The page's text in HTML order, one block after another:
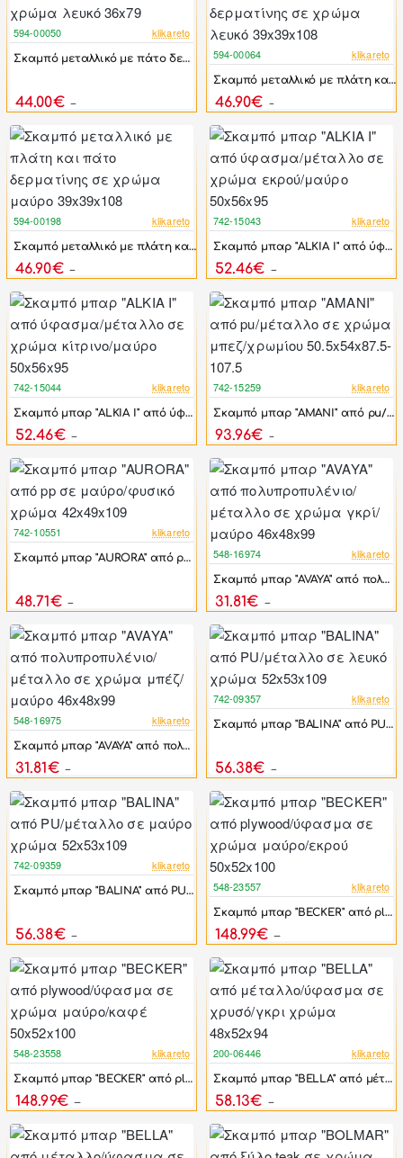
-41%
594-00050 klikareto
Σκαμπό μεταλλικό με πάτο δερματίνης σε χρώμα λευκό 36x79
44.00€
-42%
594-00064 klikareto
Σκαμπό μεταλλικό με πλάτη και πάτο δερματίνης σε χρώμα λευκό 39x39x108
46.90€
-57%
594-00198 klikareto
Σκαμπό μεταλλικό με πλάτη και πάτο δερματίνης σε χρώμα μαύρο 39x39x108
46.90€
-17%
742-15043 klikareto
Σκαμπό μπαρ "ALKIA I" από ύφασμα/μέταλλο σε χρώμα εκρού/μαύρο 50x56x95
52.46€
-17%
742-15044 klikareto
Σκαμπό μπαρ "ALKIA I" από ύφασμα/μέταλλο σε χρώμα κίτρινο/μαύρο 50x56x95
52.46€
-17%
742-15259 klikareto
Σκαμπό μπαρ "AMANI" από pu/μέταλλο σε χρώμα μπεζ/χρωμίου 50.5x54x87.5-107.5
93.96€
-17%
742-10551 klikareto
Σκαμπό μπαρ "AURORA" από pp σε μαύρο/φυσικό χρώμα 42x49x109
48.71€
-44%
548-16974 klikareto
Σκαμπό μπαρ "AVAYA" από πολυπροπυλένιο/μέταλλο σε χρώμα γκρί/μαύρο 46x48x99
31.81€
-44%
548-16975 klikareto
Σκαμπό μπαρ "AVAYA" από πολυπροπυλένιο/μέταλλο σε χρώμα μπέζ/μαύρο 46x48x99
31.81€
-17%
742-09357 klikareto
Σκαμπό μπαρ "BALINA" από PU/μέταλλο σε λευκό χρώμα 52x53x109
56.38€
-17%
742-09359 klikareto
Σκαμπό μπαρ "BALINA" από PU/μέταλλο σε μαύρο χρώμα 52x53x109
56.38€
-44%
548-23557 klikareto
Σκαμπό μπαρ "BECKER" από plywood/ύφασμα σε χρώμα μαύρο/εκρού 50x52x100
148.99€
-44%
548-23558 klikareto
Σκαμπό μπαρ "BECKER" από plywood/ύφασμα σε χρώμα μαύρο/καφέ 50x52x100
148.99€
-46%
200-06446 klikareto
Σκαμπό μπαρ "BELLA" από μέταλλο/ύφασμα σε χρυσό/γκρι χρώμα 48x52x94
58.13€